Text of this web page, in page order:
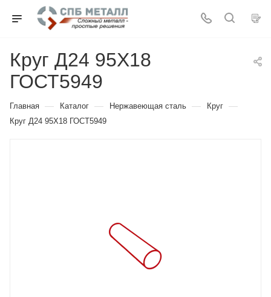
Круг Д24 95Х18
ГОСТ5949
Главная — Каталог — Нержавеющая сталь — Круг —
Круг Д24 95Х18 ГОСТ5949